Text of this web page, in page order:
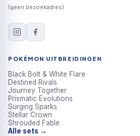
(geen bezoekadres)
POKÉMON UITBREIDINGEN
Black Bolt & White Flare
Destined Rivals
Journey Together
Prismatic Evolutions
Surging Sparks
Stellar Crown
Shrouded Fable
Alle sets →